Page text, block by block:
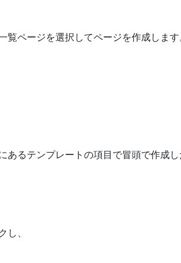
ページを選択してページを作成します
るテンプレートの項目で冒頭で作成
し、